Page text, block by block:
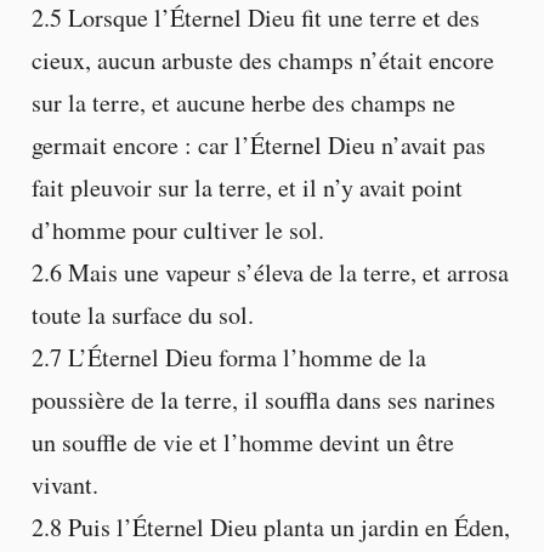
2.5 Lorsque l’Éternel Dieu fit une terre et des
cieux, aucun arbuste des champs n’était encore
sur la terre, et aucune herbe des champs ne
germait encore : car l’Éternel Dieu n’avait pas
fait pleuvoir sur la terre, et il n’y avait point
d’homme pour cultiver le sol.
2.6 Mais une vapeur s’éleva de la terre, et arrosa
toute la surface du sol.
2.7 L’Éternel Dieu forma l’homme de la
poussière de la terre, il souffla dans ses narines
un souffle de vie et l’homme devint un être
vivant.
2.8 Puis l’Éternel Dieu planta un jardin en Éden,